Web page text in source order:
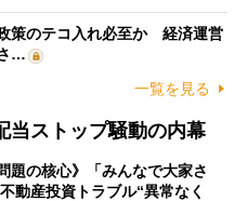
策のテコ入れ必至か 経済運営
…
一覧を見る
当ストップ騒動の内幕
題の核心》「みんなで大家さ
動産投資トラブル“異常なく